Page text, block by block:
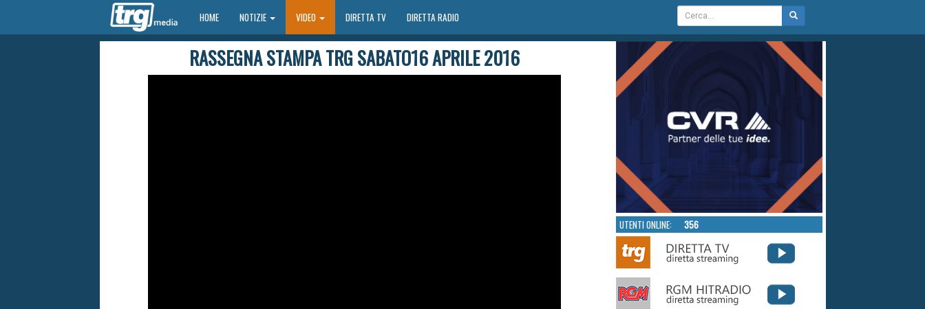
HOMEHOME NOTIZIE VIDEO DIRETTA TV DIRETTA RADIO
RASSEGNA STAMPA TRG SABATO16 APRILE 2016
UTENTI ONLINE: 356